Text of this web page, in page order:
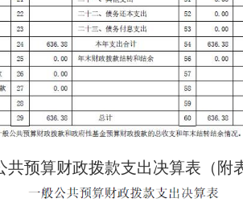
预算财政拨款支出决算表（附